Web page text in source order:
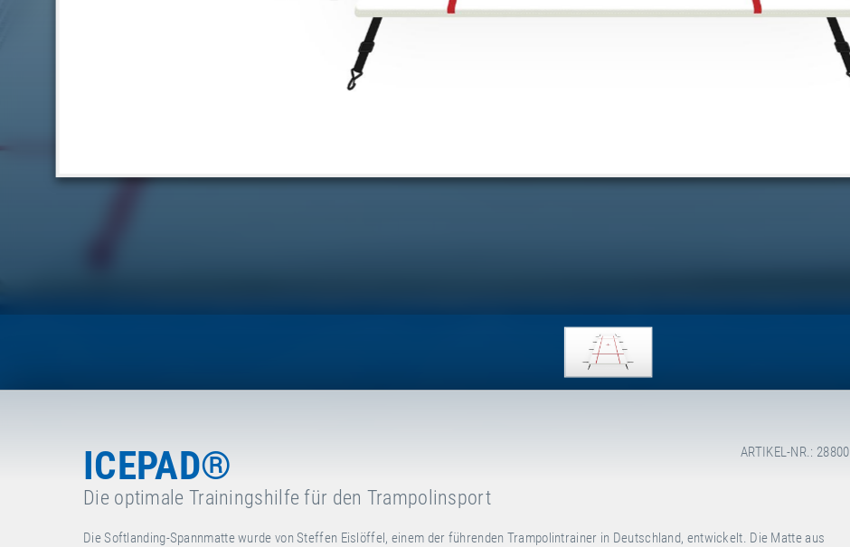
ARTIKEL-NR.: 28800
ICEPAD®
Die optimale Trainingshilfe für den Trampolinsport
Die Softlanding-Spannmatte wurde von Steffen Eislöffel, einem der führenden Trampolintrainer in Deutschland, entwickelt. Die Matte aus